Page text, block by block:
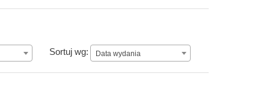
Sortuj wg: Data wydania
Data wydania